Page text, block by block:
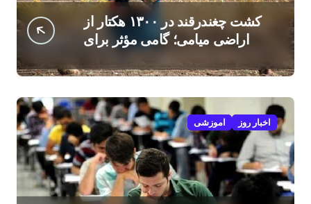
کشت چغندرقند در ۱۳۰۰ هکتار از
اراضی میامی؛ گامی مؤثر برای
افزایش درآمد کشاورزان
اخبار روز اموزشی